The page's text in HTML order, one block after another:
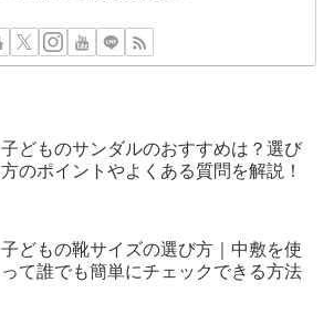
子どものサンダルのおすすめは？選び
方のポイントやよくある質問を解説！
子どもの靴サイズの選び方｜中敷を使
って誰でも簡単にチェックできる方法